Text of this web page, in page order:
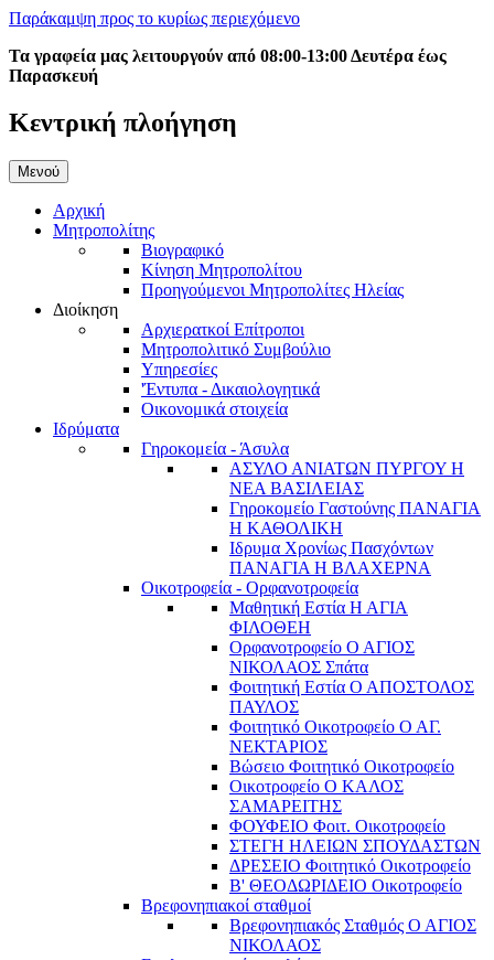
Παράκαμψη προς το κυρίως περιεχόμενο
Τα γραφεία μας λειτουργούν από 08:00-13:00 Δευτέρα έως
Παρασκευή
Κεντρική πλοήγηση
Μενού
Αρχική
Μητροπολίτης
Βιογραφικό
Κίνηση Μητροπολίτου
Προηγούμενοι Μητροπολίτες Ηλείας
Διοίκηση
Αρχιερατκοί Επίτροποι
Μητροπολιτικό Συμβούλιο
Υπηρεσίες
'Έντυπα - Δικαιολογητικά
Οικονομικά στοιχεία
Ιδρύματα
Γηροκομεία - Άσυλα
ΑΣΥΛΟ ΑΝΙΑΤΩΝ ΠΥΡΓΟΥ Η
ΝΕΑ ΒΑΣΙΛΕΙΑΣ
Γηροκομείο Γαστούνης ΠΑΝΑΓΙΑ
Η ΚΑΘΟΛΙΚΗ
Ιδρυμα Χρονίως Πασχόντων
ΠΑΝΑΓΙΑ Η ΒΛΑΧΕΡΝΑ
Οικοτροφεία - Ορφανοτροφεία
Μαθητική Εστία Η ΑΓΙΑ
ΦΙΛΟΘΕΗ
Ορφανοτροφείο Ο ΑΓΙΟΣ
ΝΙΚΟΛΑΟΣ Σπάτα
Φοιτητική Εστία Ο ΑΠΟΣΤΟΛΟΣ
ΠΑΥΛΟΣ
Φοιτητικό Οικοτροφείο Ο ΑΓ.
ΝΕΚΤΑΡΙΟΣ
Βώσειο Φοιτητικό Οικοτροφείο
Οικοτροφείο Ο ΚΑΛΟΣ
ΣΑΜΑΡΕΙΤΗΣ
ΦΟΥΦΕΙΟ Φοιτ. Οικοτροφείο
ΣΤΕΓΗ ΗΛΕΙΩΝ ΣΠΟΥΔΑΣΤΩΝ
ΔΡΕΣΕΙΟ Φοιτητικό Οικοτροφείο
Β' ΘΕΟΔΩΡΙΔΕΙΟ Οικοτροφείο
Βρεφονηπιακοί σταθμοί
Βρεφονηπιακός Σταθμός Ο ΑΓΙΟΣ
ΝΙΚΟΛΑΟΣ